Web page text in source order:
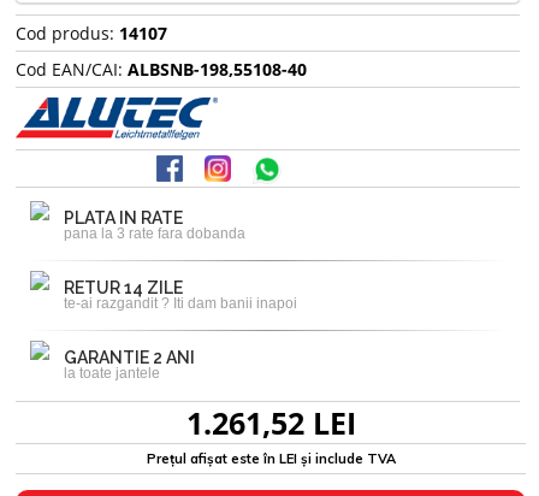
Cod produs: 14107
Cod EAN/CAI: ALBSNB-198,55108-40
PLATA IN RATE
pana la 3 rate fara dobanda
RETUR 14 ZILE
te-ai razgandit ? Iti dam banii inapoi
GARANTIE 2 ANI
la toate jantele
1.261,52 LEI
Prețul afișat este în LEI și include TVA